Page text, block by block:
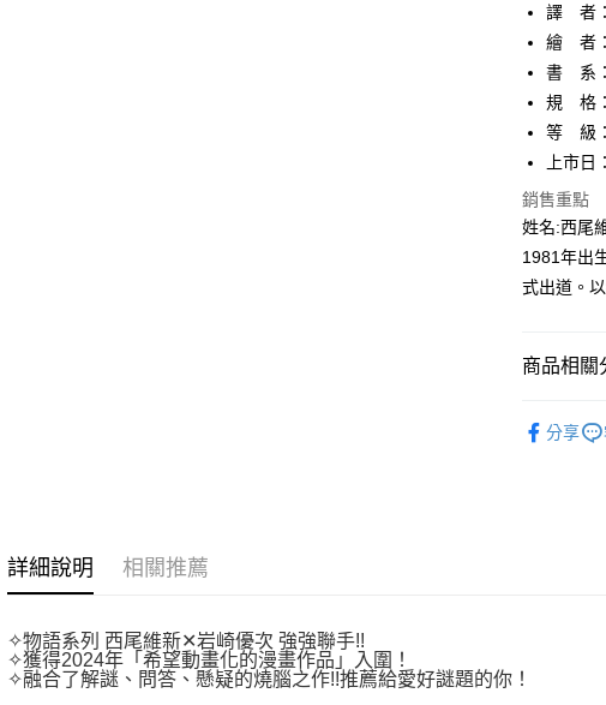
便利好安
１．簡單
２．便利
３．安心：
１．於結
付」結帳
３．收到
／ATM／
※ 請注意
絡購買商
先享後付
付客戶支
１．透過
交易，需
運送方式
全家取貨
每筆
每筆
萊爾富取
每筆
每筆
每筆
譯 者
繪 者
書 系
規 格
等 級
上市
銷售重點
姓名:西尾
1981年出
式出道。
商品相關
分享
詳細說明 相關推薦
✧物語系列 西尾維新✕岩崎優次 強強聯手!!
✧獲得2024年「希望動畫化的漫畫作品」入圍！
✧融合了解謎、問答、懸疑的燒腦之作!!推薦給愛好謎題的你！